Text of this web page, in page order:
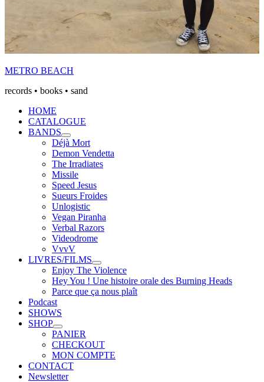
METRO BEACH
records • books • sand
HOME
CATALOGUE
BANDS
Expand
submenu
Déjà Mort
Demon Vendetta
The Irradiates
Missile
Speed Jesus
Sueurs Froides
Unlogistic
Vegan Piranha
Verbal Razors
Videodrome
VvvV
LIVRES/FILMS
Expand
submenu
Enjoy The Violence
Hey You ! Une histoire orale des Burning Heads
Parce que ça nous plaît
Podcast
SHOWS
SHOP
Expand
submenu
PANIER
CHECKOUT
MON COMPTE
CONTACT
Newsletter